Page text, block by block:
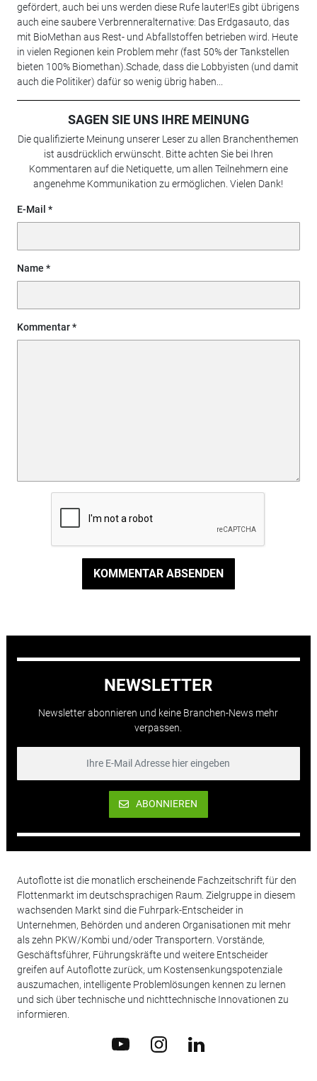
gefördert, auch bei uns werden diese Rufe lauter!Es gibt übrigens
auch eine saubere Verbrenneralternative: Das Erdgasauto, das
mit BioMethan aus Rest- und Abfallstoffen betrieben wird. Heute
in vielen Regionen kein Problem mehr (fast 50% der Tankstellen
bieten 100% Biomethan).Schade, dass die Lobbyisten (und damit
auch die Politiker) dafür so wenig übrig haben...
SAGEN SIE UNS IHRE MEINUNG
Die qualifizierte Meinung unserer Leser zu allen Branchenthemen
ist ausdrücklich erwünscht. Bitte achten Sie bei Ihren
Kommentaren auf die Netiquette, um allen Teilnehmern eine
angenehme Kommunikation zu ermöglichen. Vielen Dank!
E-Mail
Name
Kommentar
KOMMENTAR ABSENDEN
NEWSLETTER
Newsletter abonnieren und keine Branchen-News mehr
verpassen.
ABONNIEREN
Autoflotte ist die monatlich erscheinende Fachzeitschrift für den
Flottenmarkt im deutschsprachigen Raum. Zielgruppe in diesem
wachsenden Markt sind die Fuhrpark-Entscheider in
Unternehmen, Behörden und anderen Organisationen mit mehr
als zehn PKW/Kombi und/oder Transportern. Vorstände,
Geschäftsführer, Führungskräfte und weitere Entscheider
greifen auf Autoflotte zurück, um Kostensenkungspotenziale
auszumachen, intelligente Problemlösungen kennen zu lernen
und sich über technische und nichttechnische Innovationen zu
informieren.